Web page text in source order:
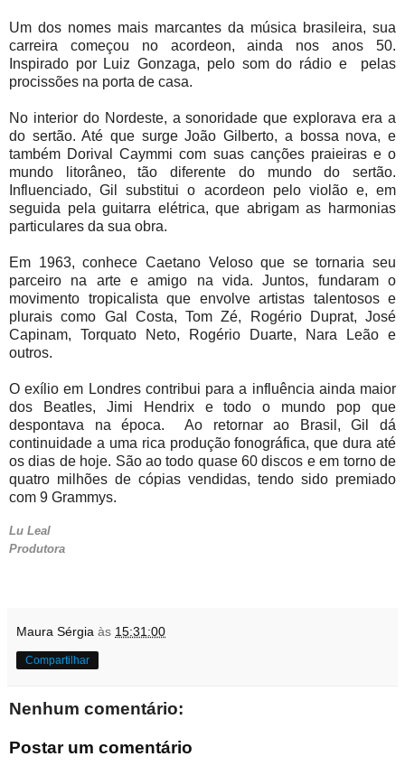
Um dos nomes mais marcantes da música brasileira, sua
carreira começou no acordeon, ainda nos anos 50.
Inspirado por Luiz Gonzaga, pelo som do rádio e pelas
procissões na porta de casa.
No interior do Nordeste, a sonoridade que explorava era a
do sertão. Até que surge João Gilberto, a bossa nova, e
também Dorival Caymmi com suas canções praieiras e o
mundo litorâneo, tão diferente do mundo do sertão.
Influenciado, Gil substitui o acordeon pelo violão e, em
seguida pela guitarra elétrica, que abrigam as harmonias
particulares da sua obra.
Em 1963, conhece Caetano Veloso que se tornaria seu
parceiro na arte e amigo na vida. Juntos, fundaram o
movimento tropicalista que envolve artistas talentosos e
plurais como Gal Costa, Tom Zé, Rogério Duprat, José
Capinam, Torquato Neto, Rogério Duarte, Nara Leão e
outros.
O exílio em Londres contribui para a influência ainda maior
dos Beatles, Jimi Hendrix e todo o mundo pop que
despontava na época. Ao retornar ao Brasil, Gil dá
continuidade a uma rica produção fonográfica, que dura até
os dias de hoje. São ao todo quase 60 discos e em torno de
quatro milhões de cópias vendidas, tendo sido premiado
com 9 Grammys.
Lu Leal
Produtora
Maura Sérgia às 15:31:00
Compartilhar
Nenhum comentário:
Postar um comentário